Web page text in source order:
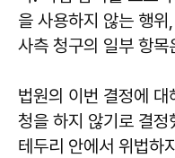
을 사용하지 않는 행
사측 청구의 일부 항목
법원의 이번 결정에
청을 하지 않기로 결
테두리 안에서 위법하